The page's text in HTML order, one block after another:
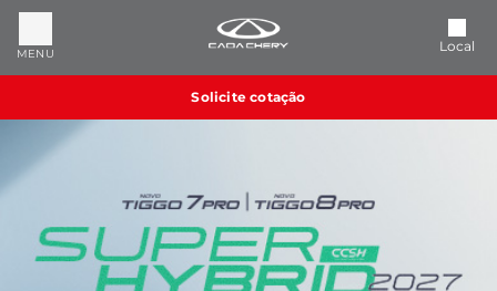
MENU Local
Solicite cotação